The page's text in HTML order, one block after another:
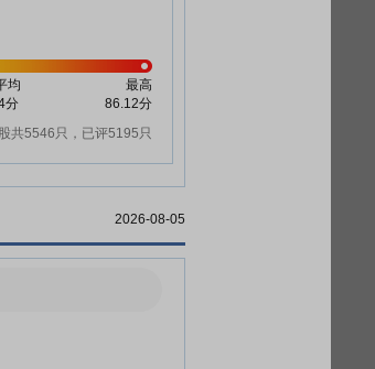
均
分
最高
86.12分
共5546只，已评5195只
2026-08-05